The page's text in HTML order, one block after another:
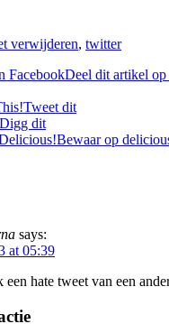
verwijderen, twitter
Deel dit artikel op
Tweet dit
Digg dit
Bewaar op
says:
at 05:39
een hate tweet van een